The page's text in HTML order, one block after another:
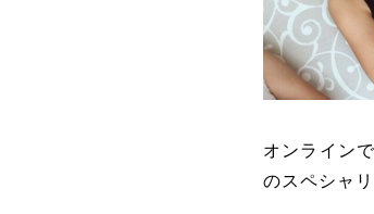
オンライン
のスペシャリ